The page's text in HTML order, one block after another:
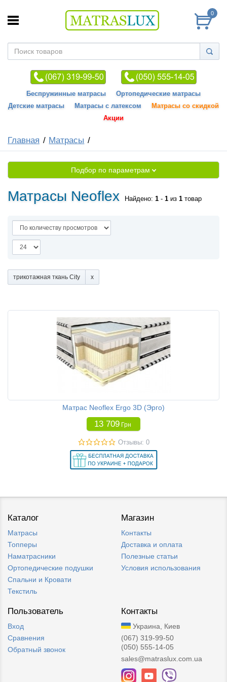
0
Беспружинные матрасы
Ортопедические матрасы
Детские матрасы
Матрасы с латексом
Матрасы со скидкой
Акции
Главная Матрасы
Подбор по параметрам
Матрасы Neoflex Найдено: 1 - 1 из 1 товар
трикотажная ткань City
Матрас Neoflex Ergo 3D (Эрго)
13 709 Грн
Отзывы: 0
Каталог
Матрасы
Топперы
Наматрасники
Ортопедические подушки
Спальни и Кровати
Текстиль
Магазин
Контакты
Доставка и оплата
Полезные статьи
Условия использования
Пользователь
Вход
Сравнения
Обратный звонок
Контакты
Украина, Киев
(067) 319-99-50
(050) 555-14-05
sales@matraslux.com.ua